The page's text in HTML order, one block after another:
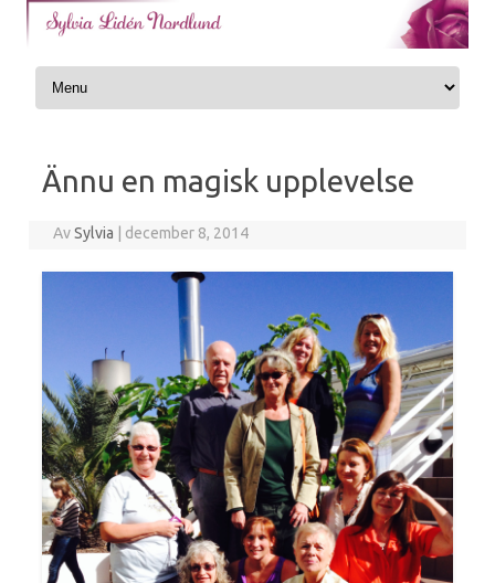
Skip to content
Ännu en magisk upplevelse
AvSylvia december 8, 2014